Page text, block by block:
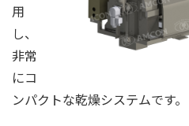
用
し、
非常
にコ
ンパクトな乾燥システムです。